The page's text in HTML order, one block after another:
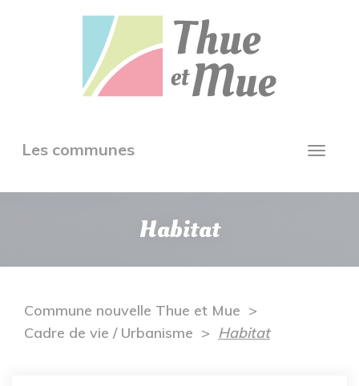
Toggle
Les communes
Habitat
Commune nouvelle Thue et Mue
Cadre de vie / Urbanisme
Habitat
Panneau de gestion des cookies